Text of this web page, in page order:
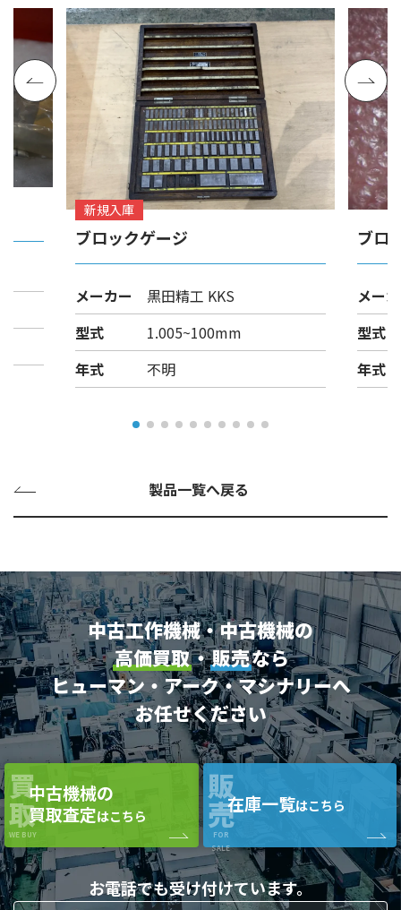
新規入庫
ブロックゲージ
メーカー
黒田精工 KKS
型式
1.005~100mm
年式
不明
ブロ
メー
型式
年式
製品一覧へ戻る
中古工作機械・中古機械の
高価買取・販売なら
ヒューマン・アーク・マシナリーへ
お任せください
買
取
WE BUY
中古機械の
買取査定はこちら
販
売
FOR
SALE
在庫一覧はこちら
お電話でも受け付けています。